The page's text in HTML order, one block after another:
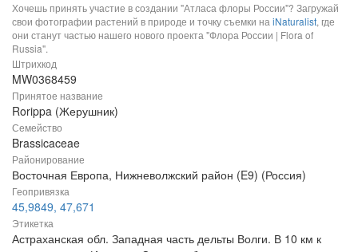
Хочешь принять участие в создании "Атласа флоры России"? Загружай
свои фотографии растений в природе и точку съемки на iNaturalist, где
они станут частью нашего нового проекта "Флора России | Flora of
Russia".
Штрихкод
MW0368459
Принятое название
Rorippa (Жерушник)
Семейство
Brassicaceae
Районирование
Восточная Европа, Нижневолжский район (E9) (Россия)
Геопривязка
45,9849, 47,671
Этикетка
Астраханская обл. Западная часть дельты Волги. В 10 км к